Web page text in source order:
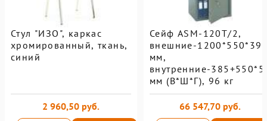
Стул "ИЗО", каркас
хромированный, ткань,
синий
2 960,50 руб.
Сейф ASM-120T/2,
внешние-
мм,
внутренние-
мм (В*Ш*Г), 96 кг
66 547,70 руб.